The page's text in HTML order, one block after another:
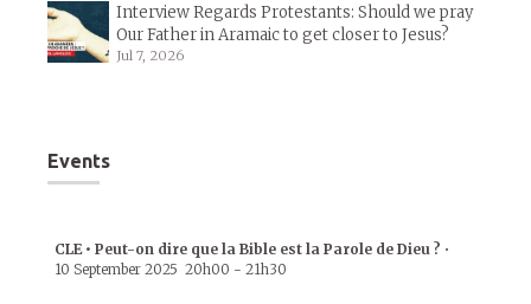
Interview Regards Protestants: Should we pray
Our Father in Aramaic to get closer to Jesus?
Jul 7, 2026
Events
CLE • Peut-on dire que la Bible est la Parole de Dieu ? •
10 September 2025 20h00 - 21h30